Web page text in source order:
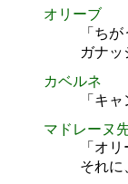
オリーブ
「ち
ガナッ
カベルネ
「キ
マドレーヌ
「オ
それに